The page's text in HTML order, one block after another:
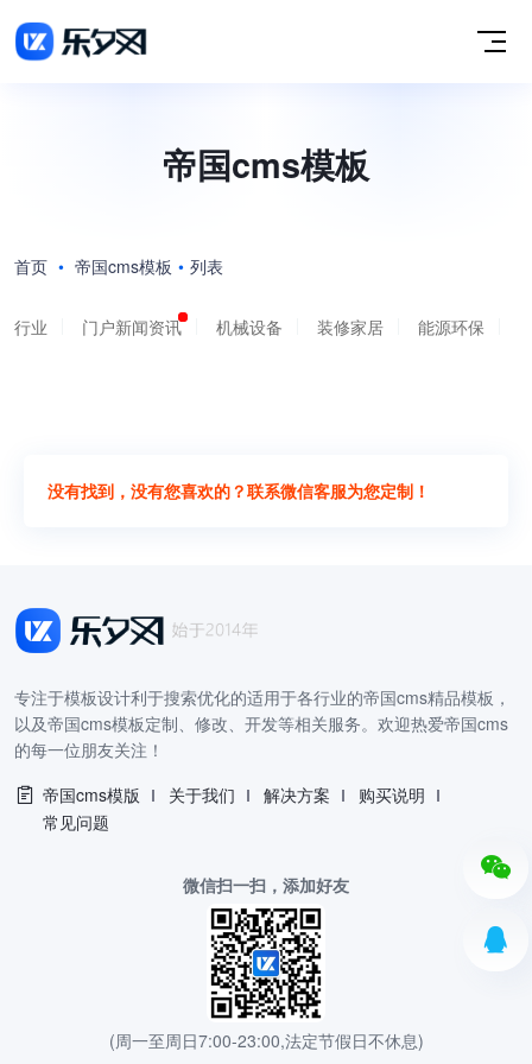
帝国cms模板
首页 • 帝国cms模板 • 列表
行业 门户新闻资讯 机械设备 装修家居 能源环保
没有找到，没有您喜欢的？联系微信客服为您定制！
专注于模板设计利于搜索优化的适用于各行业的帝国cms精品模板，
以及帝国cms模板定制、修改、开发等相关服务。欢迎热爱帝国cms
的每一位朋友关注！
帝国cms模版
关于我们 解决方案
购买说明
常见问题
微信扫一扫，添加好友
(周一至周日7:00-23:00,法定节假日不休息)